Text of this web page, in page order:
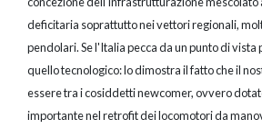
deficitaria soprattutto nei vettori regionali,
pendolari. Se l'Italia pecca da un punto di vista
quello tecnologico: lo dimostra il fatto che il
essere tra i cosiddetti newcomer, ovvero
importante nel retrofit dei locomotori da